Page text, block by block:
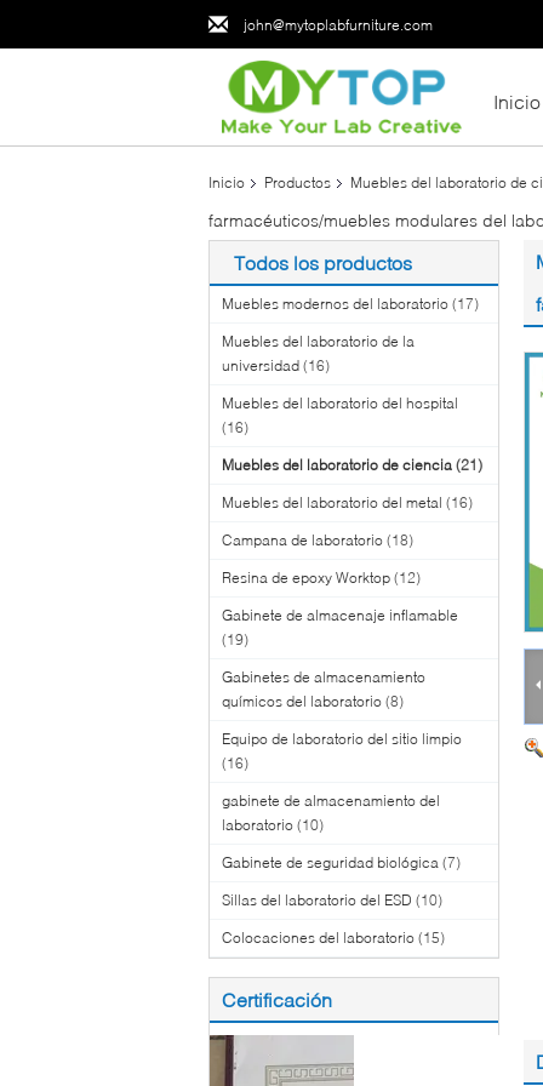
john@mytoplabfurniture.com
Inicio
Inicio Productos Muebles del laboratorio de
farmacéuticos/muebles modulares del
Todos los productos
Muebles modernos del laboratorio (17)
Muebles del laboratorio de la
universidad (16)
Muebles del laboratorio del hospital
(16)
Muebles del laboratorio de ciencia (21)
Muebles del laboratorio del metal (16)
Campana de laboratorio (18)
Resina de epoxy Worktop (12)
Gabinete de almacenaje inflamable
(19)
Gabinetes de almacenamiento
químicos del laboratorio (8)
Equipo de laboratorio del sitio limpio
(16)
gabinete de almacenamiento del
laboratorio (10)
Gabinete de seguridad biológica (7)
Sillas del laboratorio del ESD (10)
Colocaciones del laboratorio (15)
Certificación